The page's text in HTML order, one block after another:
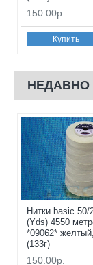
150.00р.
Купить
Нитки basic 50/
(Yds) 4550
*09062*
(133г)
150.00р.